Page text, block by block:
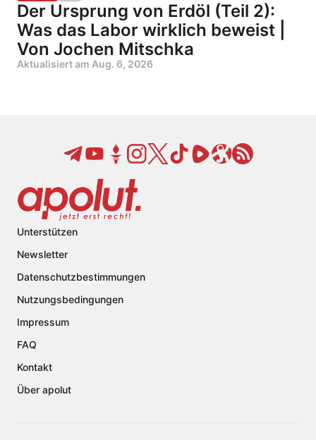
Der Ursprung von Erdöl (Teil 2):
Was das Labor wirklich beweist |
Von Jochen Mitschka
Aktualisiert am Aug. 6, 2026
Unterstützen
Newsletter
Datenschutzbestimmungen
Nutzungsbedingungen
Impressum
FAQ
Kontakt
Über apolut